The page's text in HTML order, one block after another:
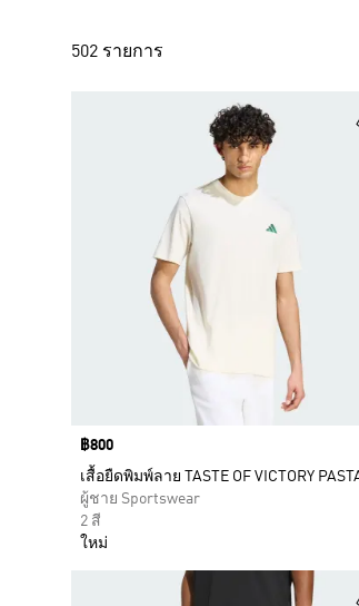
502 รายการ
Price
฿800
เสื้อยืดพิมพ์ลาย TASTE OF VICTORY
ผู้ชาย Sportswear
2 สี
ใหม่